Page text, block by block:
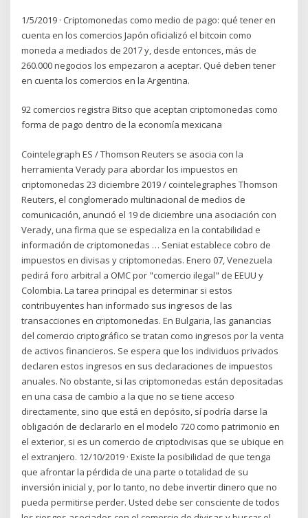
1/5/2019 · Criptomonedas como medio de pago: qué tener en
cuenta en los comercios Japón oficializó el bitcoin como
moneda a mediados de 2017 y, desde entonces, más de
260.000 negocios los empezaron a aceptar. Qué deben tener
en cuenta los comercios en la Argentina.
92 comercios registra Bitso que aceptan criptomonedas como
forma de pago dentro de la economía mexicana
Cointelegraph ES / Thomson Reuters se asocia con la
herramienta Verady para abordar los impuestos en
criptomonedas 23 diciembre 2019 / cointelegraphes Thomson
Reuters, el conglomerado multinacional de medios de
comunicación, anunció el 19 de diciembre una asociación con
Verady, una firma que se especializa en la contabilidad e
información de criptomonedas … Seniat establece cobro de
impuestos en divisas y criptomonedas. Enero 07, Venezuela
pedirá foro arbitral a OMC por "comercio ilegal" de EEUU y
Colombia. La tarea principal es determinar si estos
contribuyentes han informado sus ingresos de las
transacciones en criptomonedas. En Bulgaria, las ganancias
del comercio criptográfico se tratan como ingresos por la venta
de activos financieros. Se espera que los individuos privados
declaren estos ingresos en sus declaraciones de impuestos
anuales. No obstante, si las criptomonedas están depositadas
en una casa de cambio a la que no se tiene acceso
directamente, sino que está en depósito, sí podría darse la
obligación de declararlo en el modelo 720 como patrimonio en
el exterior, si es un comercio de criptodivisas que se ubique en
el extranjero. 12/10/2019 · Existe la posibilidad de que tenga
que afrontar la pérdida de una parte o totalidad de su
inversión inicial y, por lo tanto, no debe invertir dinero que no
pueda permitirse perder. Usted debe ser consciente de todos